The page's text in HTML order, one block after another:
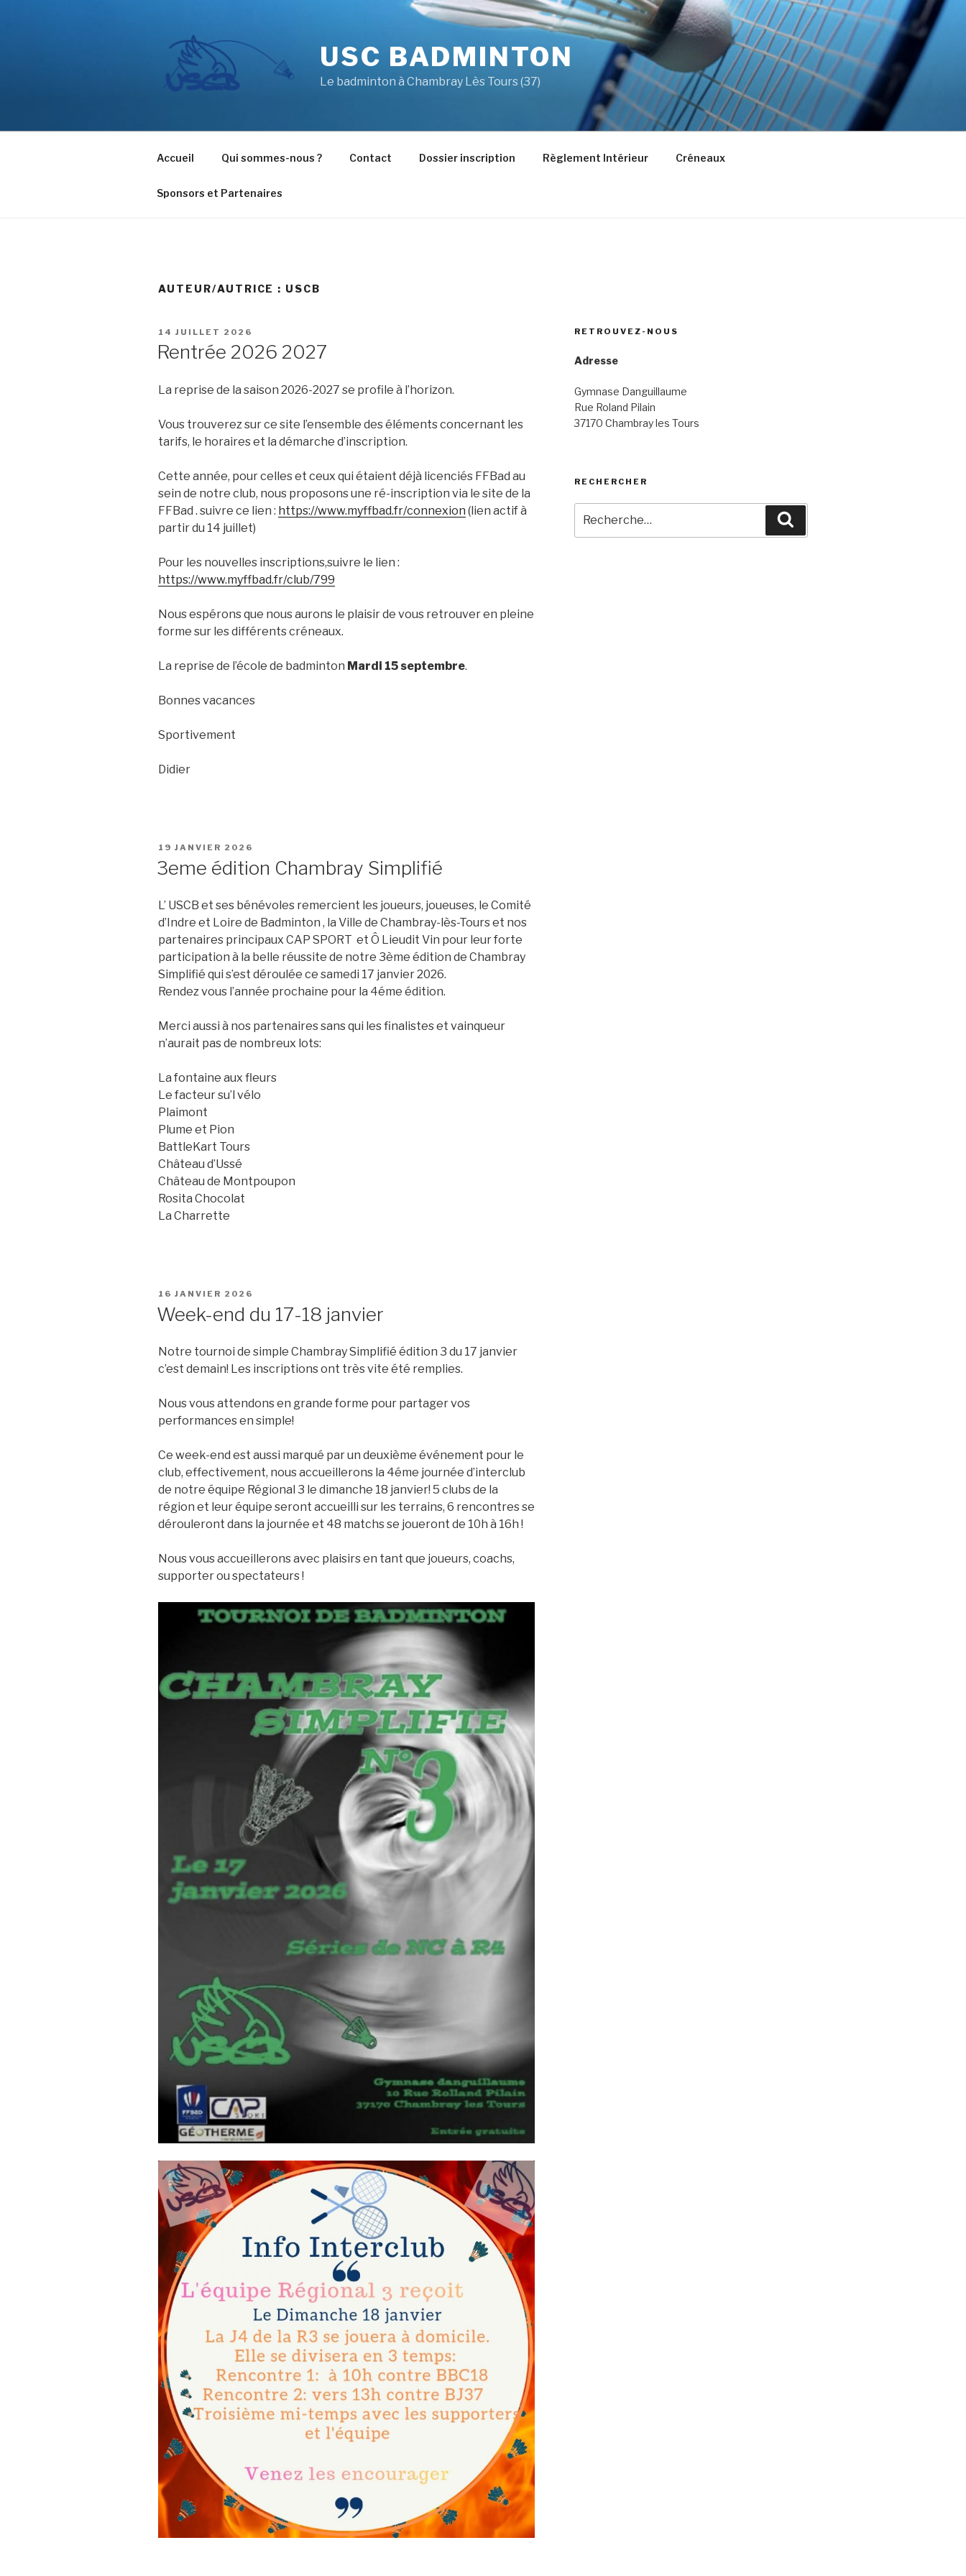
USC BADMINTON
Le badminton à Chambray Lès Tours (37)
Accueil Qui sommes-nous ? Contact Dossier inscription Règlement Intérieur Créneaux
Sponsors et Partenaires
AUTEUR/AUTRICE : USCB
PUBLIÉ
14 JUILLET 2026
Rentrée 2026 2027
La reprise de la saison 2026-2027 se profile à l’horizon.
Vous trouverez sur ce site l’ensemble des éléments concernant les
tarifs, le horaires et la démarche d’inscription.
Cette année, pour celles et ceux qui étaient déjà licenciés FFBad au
sein de notre club, nous proposons une ré-inscription via le site de la
FFBad . suivre ce lien : https://www.myffbad.fr/connexion (lien actif à
partir du 14 juillet)
Pour les nouvelles inscriptions,suivre le lien :
https://www.myffbad.fr/club/799
Nous espérons que nous aurons le plaisir de vous retrouver en pleine
forme sur les différents créneaux.
La reprise de l’école de badminton Mardi 15 septembre.
Bonnes vacances
Sportivement
Didier
PUBLIÉ
19 JANVIER 2026
3eme édition Chambray Simplifié
L’ USCB et ses bénévoles remercient les joueurs, joueuses, le Comité
d’Indre et Loire de Badminton , la Ville de Chambray-lès-Tours et nos
partenaires principaux CAP SPORT et Ô Lieudit Vin pour leur forte
participation à la belle réussite de notre 3ème édition de Chambray
Simplifié qui s’est déroulée ce samedi 17 janvier 2026.
Rendez vous l’année prochaine pour la 4éme édition.
Merci aussi à nos partenaires sans qui les finalistes et vainqueur
n’aurait pas de nombreux lots:
La fontaine aux fleurs
Le facteur su’l vélo
Plaimont
Plume et Pion
BattleKart Tours
Château d’Ussé
Château de Montpoupon
Rosita Chocolat
La Charrette
PUBLIÉ
16 JANVIER 2026
Week-end du 17-18 janvier
Notre tournoi de simple Chambray Simplifié édition 3 du 17 janvier
c’est demain! Les inscriptions ont très vite été remplies.
Nous vous attendons en grande forme pour partager vos
performances en simple!
Ce week-end est aussi marqué par un deuxième événement pour le
club, effectivement, nous accueillerons la 4éme journée d’interclub
de notre équipe Régional 3 le dimanche 18 janvier! 5 clubs de la
région et leur équipe seront accueilli sur les terrains, 6 rencontres se
dérouleront dans la journée et 48 matchs se joueront de 10h à 16h !
Nous vous accueillerons avec plaisirs en tant que joueurs, coachs,
supporter ou spectateurs !
RETROUVEZ-NOUS
Adresse
Gymnase Danguillaume
Rue Roland Pilain
37170 Chambray les Tours
RECHERCHER
pour
: